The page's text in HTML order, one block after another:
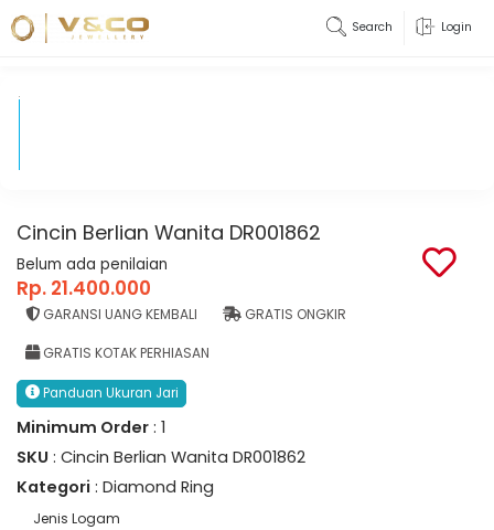
Search Login
Cincin Berlian Wanita DR001862
Belum ada penilaian
Rp. 21.400.000
GARANSI UANG KEMBALI GRATIS ONGKIR
GRATIS KOTAK PERHIASAN
Panduan Ukuran Jari
Minimum Order : 1
SKU : Cincin Berlian Wanita DR001862
Kategori : Diamond Ring
Jenis Logam